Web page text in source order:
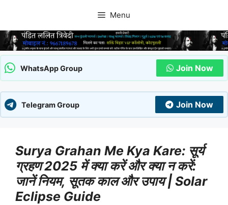
content
Menu
WhatsApp Group Join Now
Telegram Group Join Now
Surya Grahan Me Kya Kare: सूर्य
ग्रहण 2025 में क्या करें और क्या न करें:
जानें नियम, सूतक काल और उपाय | Solar
Eclipse Guide